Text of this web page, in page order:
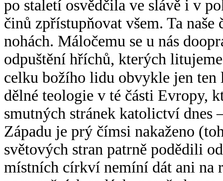
po staletí osvědčila ve slávě i v
činů zpřístupňovat všem. Ta
nohách. Máločemu se u nás
odpuštění hříchů, kterých
celku božího lidu obvykle jen ten
dělné teologie v té části Evropy,
smutných stránek katolictví
Západu je prý čímsi nakaženo
světových stran patrně podědili
místních církví nemíní dát ani na